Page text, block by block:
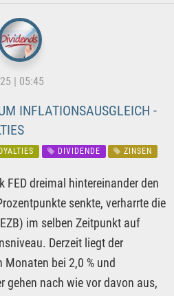
| 05:45
INFLATIONSAUSGLEICH -
DIVIDENDE
ZINSEN
FED dreimal hintereinander den
senkte, verharrte die
im selben Zeitpunkt auf
Derzeit liegt der
Monaten bei 2,0 % und
nach wie vor davon aus,